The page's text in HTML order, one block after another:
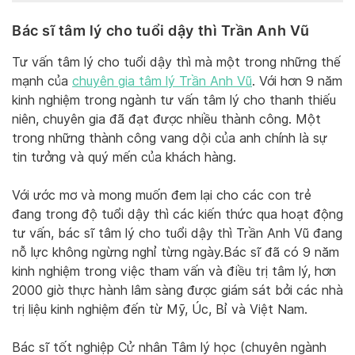
Bác sĩ tâm lý cho tuổi dậy thì Trần Anh Vũ
Tư vấn tâm lý cho tuổi dậy thì mà một trong những thế
mạnh của chuyên gia tâm lý Trần Anh Vũ. Với hơn 9 năm
kinh nghiệm trong ngành tư vấn tâm lý cho thanh thiếu
niên, chuyên gia đã đạt được nhiều thành công. Một
trong những thành công vang dội của anh chính là sự
tin tưởng và quý mến của khách hàng.
Với ước mơ và mong muốn đem lại cho các con trẻ
đang trong độ tuổi dậy thì các kiến thức qua hoạt động
tư vấn, bác sĩ tâm lý cho tuổi dậy thì Trần Anh Vũ đang
nỗ lực không ngừng nghỉ từng ngày.Bác sĩ đã có 9 năm
kinh nghiệm trong việc tham vấn và điều trị tâm lý, hơn
2000 giờ thực hành lâm sàng được giám sát bởi các nhà
trị liệu kinh nghiệm đến từ Mỹ, Úc, Bỉ và Việt Nam.
Bác sĩ tốt nghiệp Cử nhân Tâm lý học (chuyên ngành